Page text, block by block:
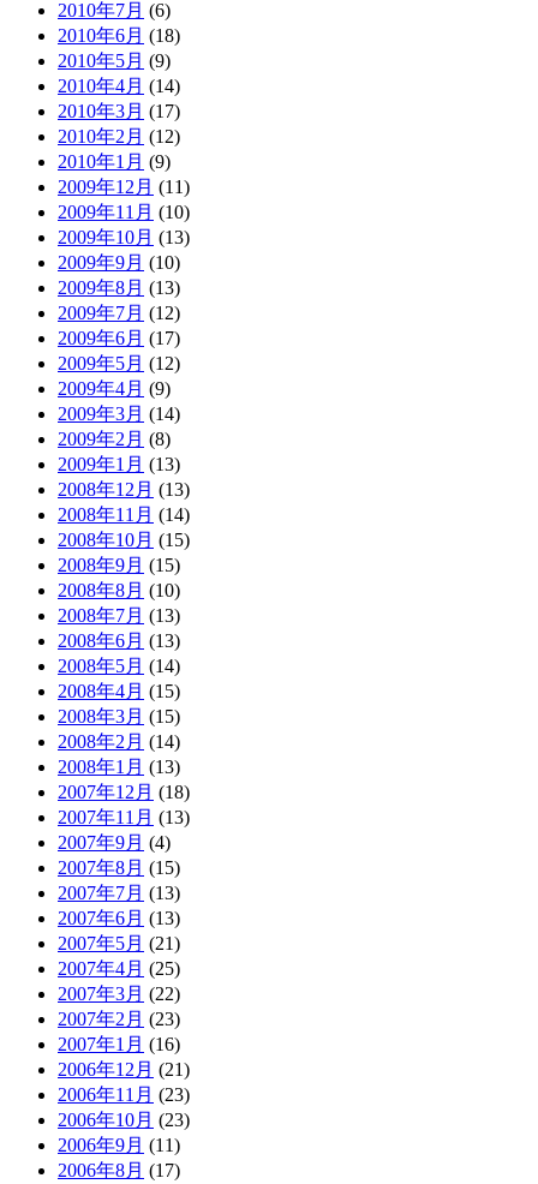
2010年7月 (6)
2010年6月 (18)
2010年5月 (9)
2010年4月 (14)
2010年3月 (17)
2010年2月 (12)
2010年1月 (9)
2009年12月 (11)
2009年11月 (10)
2009年10月 (13)
2009年9月 (10)
2009年8月 (13)
2009年7月 (12)
2009年6月 (17)
2009年5月 (12)
2009年4月 (9)
2009年3月 (14)
2009年2月 (8)
2009年1月 (13)
2008年12月 (13)
2008年11月 (14)
2008年10月 (15)
2008年9月 (15)
2008年8月 (10)
2008年7月 (13)
2008年6月 (13)
2008年5月 (14)
2008年4月 (15)
2008年3月 (15)
2008年2月 (14)
2008年1月 (13)
2007年12月 (18)
2007年11月 (13)
2007年9月 (4)
2007年8月 (15)
2007年7月 (13)
2007年6月 (13)
2007年5月 (21)
2007年4月 (25)
2007年3月 (22)
2007年2月 (23)
2007年1月 (16)
2006年12月 (21)
2006年11月 (23)
2006年10月 (23)
2006年9月 (11)
2006年8月 (17)